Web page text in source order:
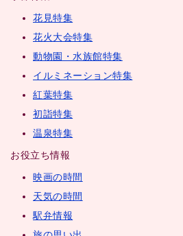
花見特集
花火大会特集
動物園・水族館特集
イルミネーション特集
紅葉特集
初詣特集
温泉特集
お役立ち情報
映画の時間
天気の時間
駅弁情報